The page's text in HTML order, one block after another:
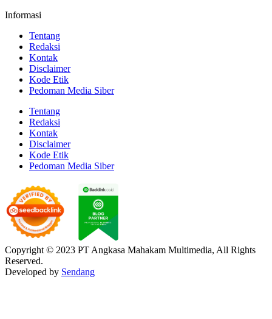
Informasi
Tentang
Redaksi
Kontak
Disclaimer
Kode Etik
Pedoman Media Siber
Tentang
Redaksi
Kontak
Disclaimer
Kode Etik
Pedoman Media Siber
Copyright © 2023 PT Angkasa Mahakam Multimedia, All Rights
Reserved.
Developed by Sendang